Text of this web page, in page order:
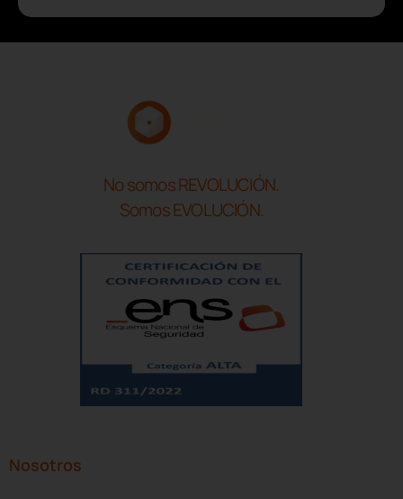
No somos REVOLUCIÓN.
Somos EVOLUCIÓN.
Nosotros